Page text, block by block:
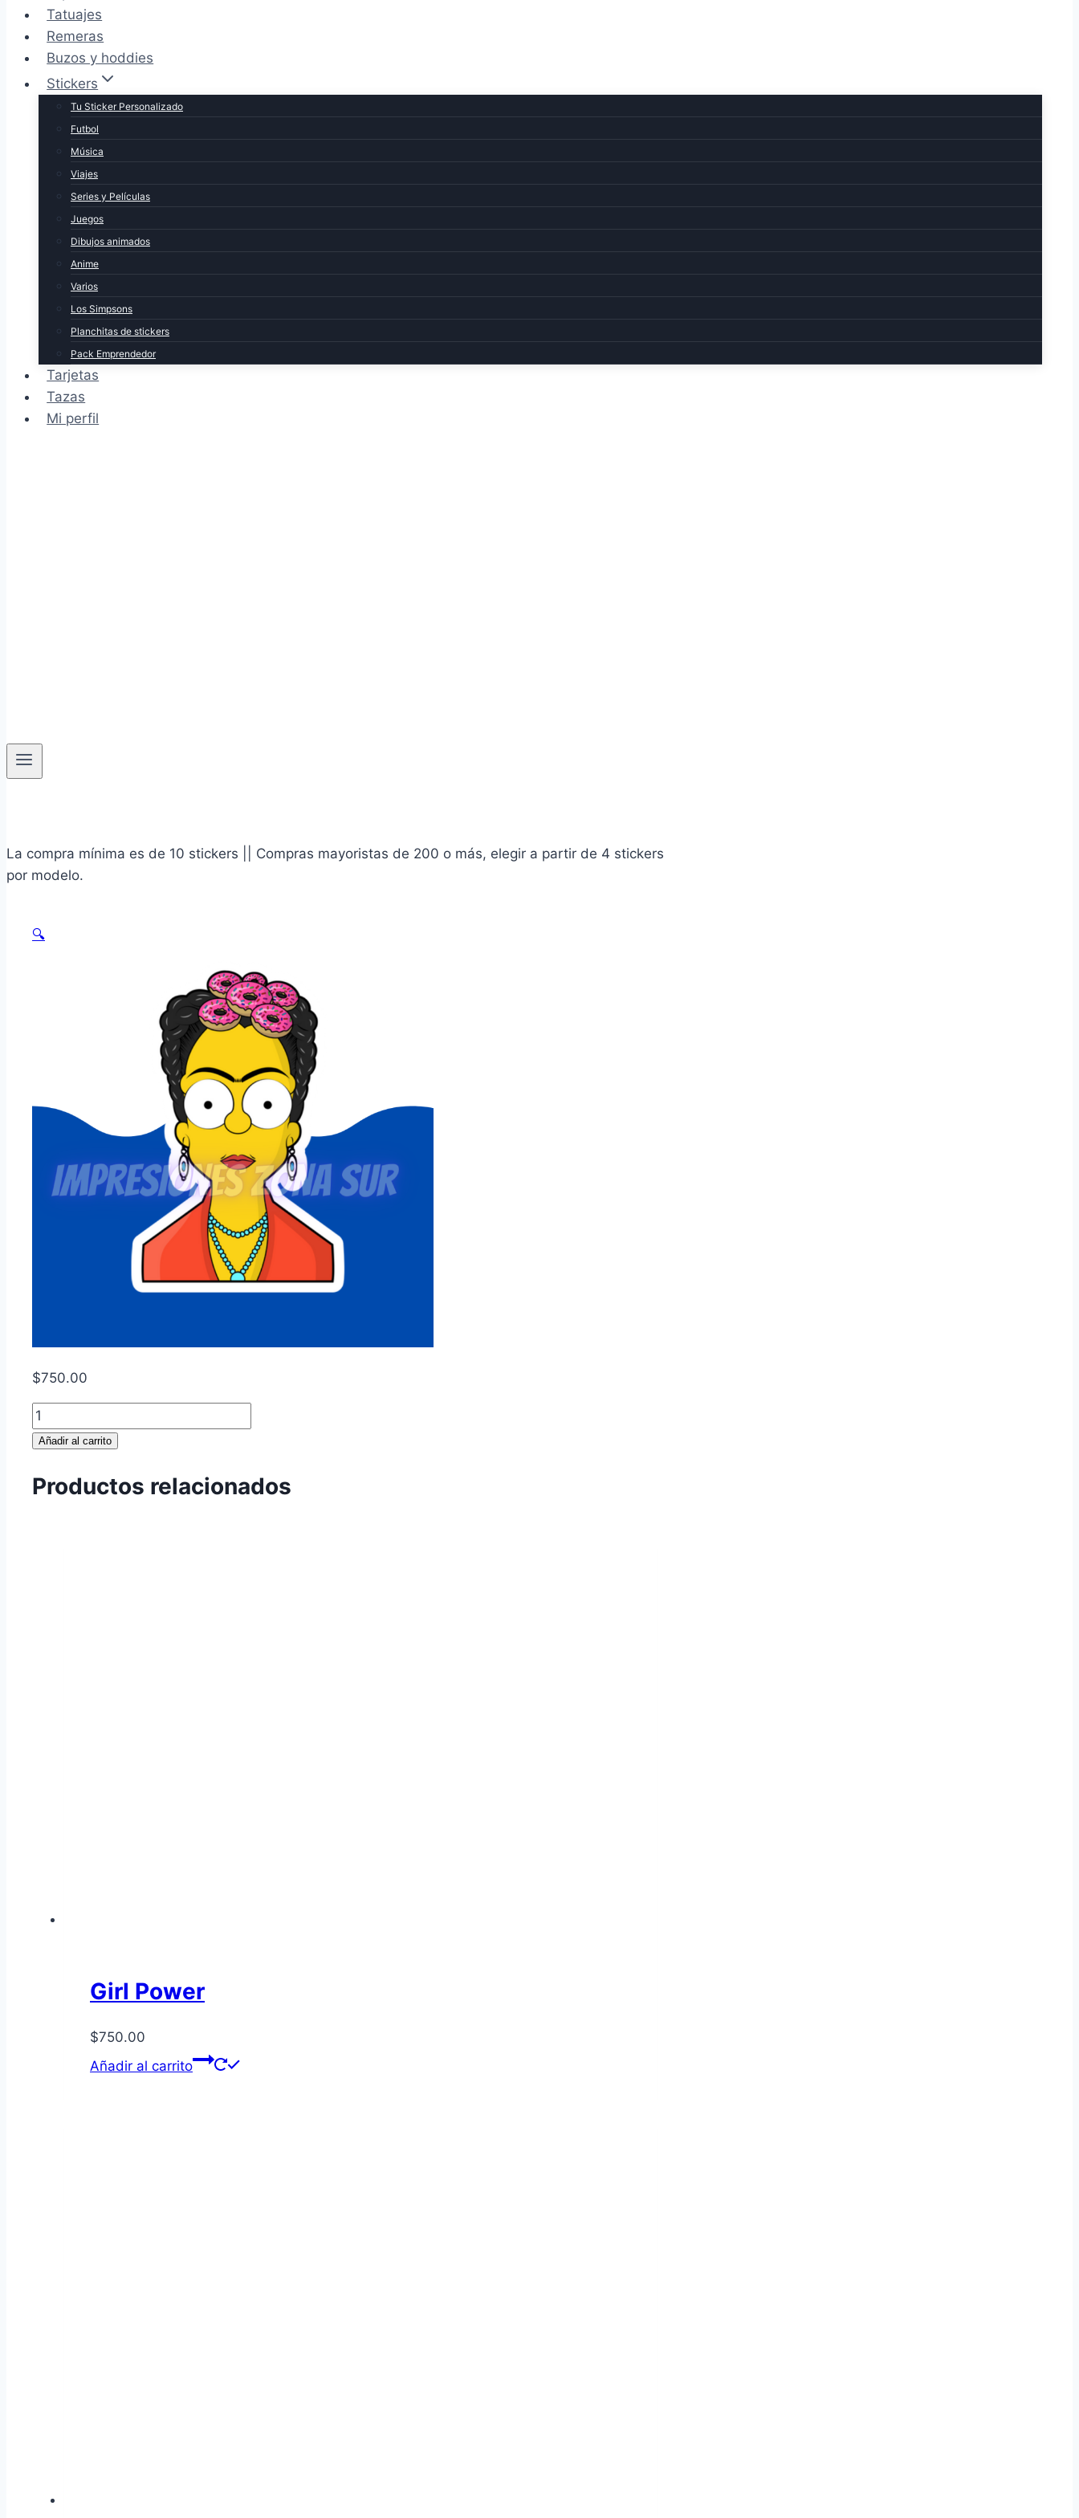
Tatuajes
Remeras
Buzos y hoddies
Stickers
Tu Sticker Personalizado
Futbol
Música
Viajes
Series y Películas
Juegos
Dibujos animados
Anime
Varios
Los Simpsons
Planchitas de stickers
Pack Emprendedor
Tarjetas
Tazas
Mi perfil
La compra mínima es de 10 stickers || Compras mayoristas de 200 o más, elegir a partir de 4 stickers
por modelo.
🔍
$750.00
Frida
Simpsons
Añadir al carrito
Productos relacionados
Girl Power
$750.00
Añadir al carrito